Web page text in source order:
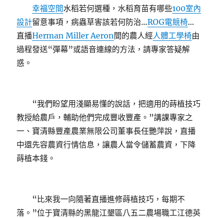
幸福空間水稻若何選種，水稻育苗有哪些100室內
設計留意事項，病蟲草害該若何防治…ROG電競椅…
直播Herman Miller Aeron間的農人經人體工學椅由
過程發送“彈幕”或語音連線的方法，請專家答疑解
惑。
“我們盼望用淺顯易懂的說話，把適用的蒔植技巧
教授給農戶，輔助他們完成豐收豐產。”講課專家之
一、寶清縣豐產農業無限公司董事長任艷萍說，直播
中還先容農資行情信息，讓農人當令儲蓄農資，下降
蒔植本錢。
“比來我一向隨著直播進修蒔植技巧，每期不
落。”位于寶清縣的黑龍江墾區八五二農場職工江德英